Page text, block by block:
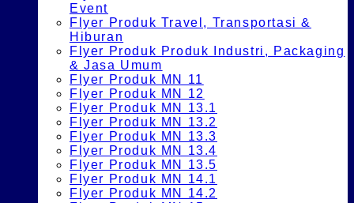
Event
Flyer Produk Travel, Transportasi &
Hiburan
Flyer Produk Produk Industri, Packaging
& Jasa Umum
Flyer Produk MN 11
Flyer Produk MN 12
Flyer Produk MN 13.1
Flyer Produk MN 13.2
Flyer Produk MN 13.3
Flyer Produk MN 13.4
Flyer Produk MN 13.5
Flyer Produk MN 14.1
Flyer Produk MN 14.2